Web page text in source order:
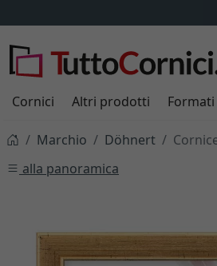
Cornici Altri prodotti Formati
Marchio Döhnert
alla panoramica